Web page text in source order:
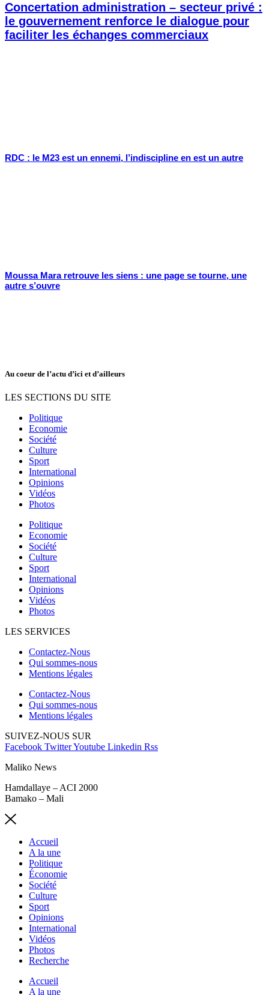
Concertation administration – secteur privé :
le gouvernement renforce le dialogue pour
faciliter les échanges commerciaux
RDC : le M23 est un ennemi, l’indiscipline en est un autre
Moussa Mara retrouve les siens : une page se tourne, une
autre s’ouvre
Au coeur de l’actu d’ici et d’ailleurs
LES SECTIONS DU SITE
Politique
Economie
Société
Culture
Sport
International
Opinions
Vidéos
Photos
Politique
Economie
Société
Culture
Sport
International
Opinions
Vidéos
Photos
LES SERVICES
Contactez-Nous
Qui sommes-nous
Mentions légales
Contactez-Nous
Qui sommes-nous
Mentions légales
SUIVEZ-NOUS SUR
Facebook TwitterYoutube Linkedin Rss
Maliko News
Hamdallaye – ACI 2000
Bamako – Mali
Accueil
A la une
Politique
Économie
Société
Culture
Sport
Opinions
International
Vidéos
Photos
Recherche
Accueil
A la une